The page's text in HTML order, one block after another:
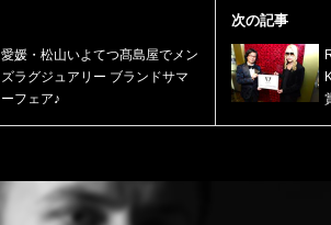
愛媛・松山いよてつ髙島屋でメン
ズラグジュアリー ブランドサマ
ーフェア♪
次の記事